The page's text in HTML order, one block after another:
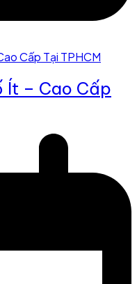
Ít – Cao Cấp